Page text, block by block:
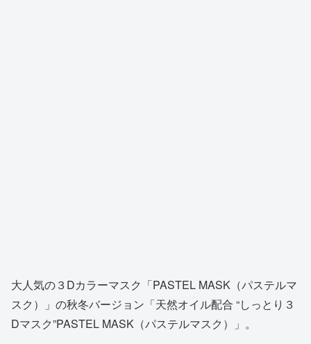
大人気の３Dカラーマスク「PASTEL MASK（パステルマ
スク）」の秋冬バージョン「天然オイル配合 “しっとり３
Dマスク”PASTEL MASK（パステルマスク）」。